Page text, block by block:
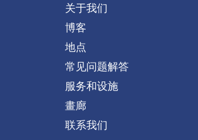
关于我们
博客
地点
常见问题解答
服务和设施
畫廊
联系我们